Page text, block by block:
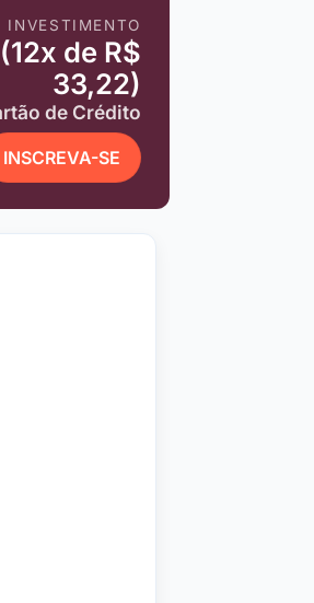
INVESTIMENTO
(12x de R$
33,22)
de Crédito
INSCREVA-SE